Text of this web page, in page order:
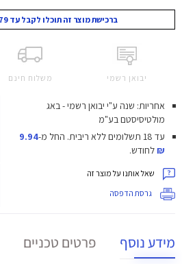
ברכישת מוצר זה תוכלו לקבל עד 179 נקודות מועדון!
יבואן רשמי משלוח חינם
אחריות: שנה ע"י יבואן רשמי - באג
מולטיסיסטם בע"מ
עד 18 תשלומים ללא ריבית.
החל מ-9.94
₪לחודש.
שאל אותנו על מוצר זה
גרסת הדפסה
מידע נוסף פרטים טכניים